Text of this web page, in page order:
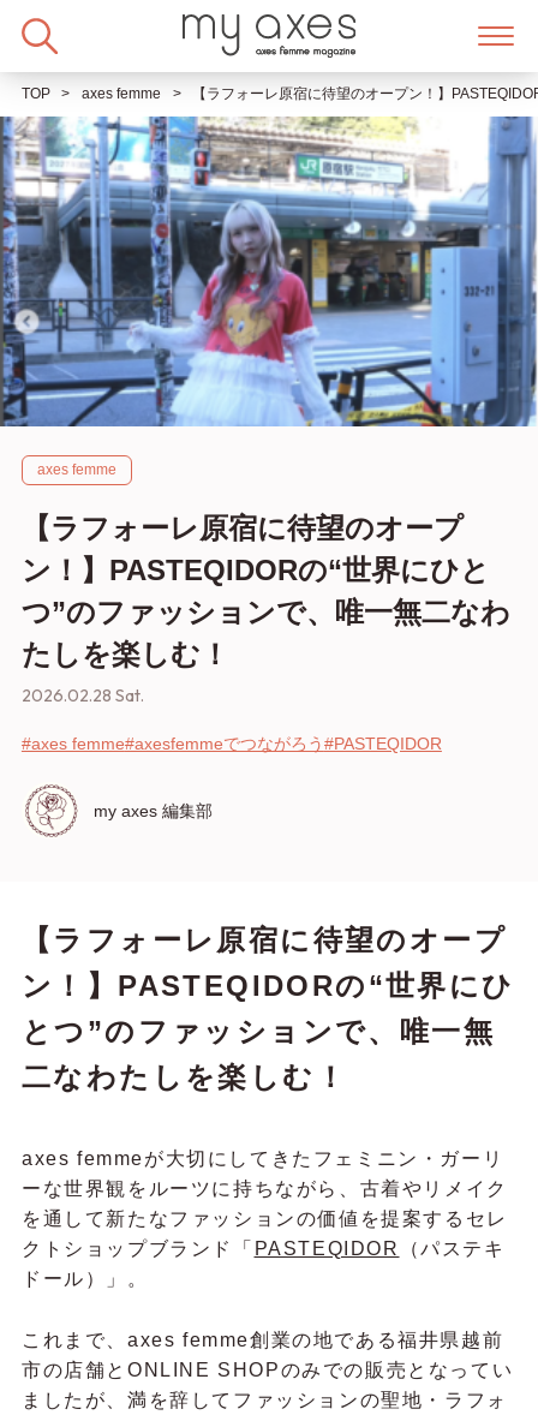
TOP axes femme 【ラフォーレ原宿に待望のオープン！】
axes femme
【ラフォーレ原宿に待望のオープ
ン！】PASTEQIDORの“世界にひと
つ”のファッションで、唯一無二なわ
たしを楽しむ！
2026.02.28 Sat.
#axes femme#axesfemmeでつながろう#PASTEQIDOR
my axes 編集部
【ラフォーレ原宿に待望のオープ
ン！】PASTEQIDORの“世界にひ
とつ”のファッションで、唯一無
二なわたしを楽しむ！
axes femmeが大切にしてきたフェミニン・ガーリ
ーな世界観をルーツに持ちながら、古着やリメイク
を通して新たなファッションの価値を提案するセレ
クトショップブランド「 PASTEQIDOR
（パステキ
ドール）」。
これまで、axes femme創業の地である福井県越前
市の店舗とONLINE SHOPのみでの販売となってい
ましたが、満を辞してファッションの聖地・ラフォ